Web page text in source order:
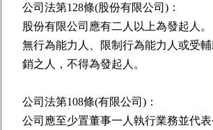
公司法第128條(股份有限公司)：
股份有限公司應有二人以上為發起人。
無行為能力人、限制行為能力人或受
銷之人，不得為發起人。
公司法第108條(有限公司)：
公司應至少置董事一人執行業務並代